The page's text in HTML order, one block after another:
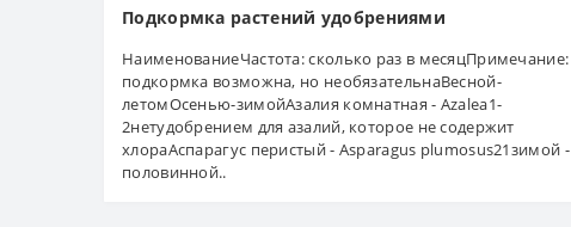
Подкормка растений удобрениями
НаименованиеЧастота: сколько раз в месяцПримечание:
подкормка возможна, но необязательнаВесной-
летомОсенью-зимойАзалия комнатная - Azalea1-
2нетудобрением для азалий, которое не содержит
хлораАспарагус перистый - Asparagus plumosus21зимой -
половинной..